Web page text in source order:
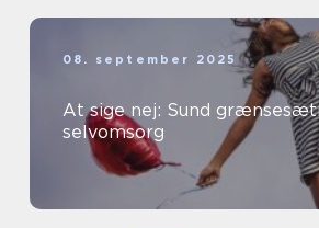
08. september 2025
At sige nej: Sund
selvomsorg